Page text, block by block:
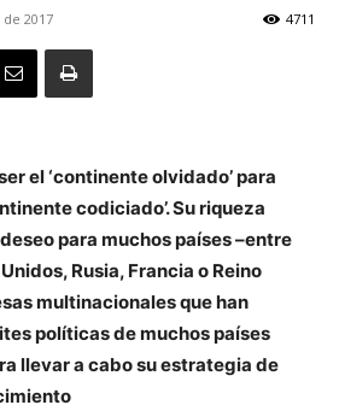
2017 4711
el ‘continente olvidado’ para
codiciado’. Su riqueza
para muchos países –entre
Rusia, Francia o Reino
multinacionales que han
políticas de muchos países
llevar a cabo su estrategia de